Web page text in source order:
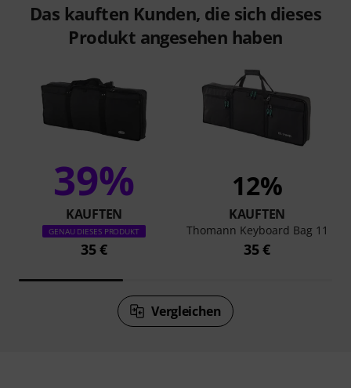
Das kauften Kunden, die sich dieses
Produkt angesehen haben
39%
KAUFTEN
GENAU DIESES PRODUKT
35 €
12%
KAUFTEN
Thomann Keyboard Bag 11
35 €
Vergleichen